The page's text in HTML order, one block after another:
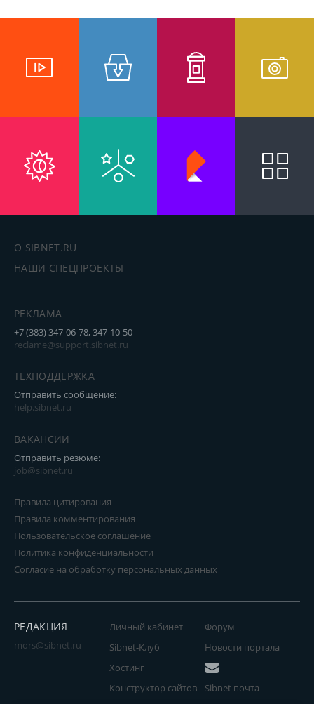
О SIBNET.RU
НАШИ СПЕЦПРОЕКТЫ
РЕКЛАМА
+7 (383) 347-06-78, 347-10-50
reclame@support.sibnet.ru
ТЕХПОДДЕРЖКА
Отправить сообщение:
help.sibnet.ru
ВАКАНСИИ
Отправить резюме:
job@sibnet.ru
Правила цитирования
Правила комментирования
Пользовательское соглашение
Политика конфиденциальности
Согласие на обработку персональных данных
РЕДАКЦИЯ
mors@sibnet.ru
Личный кабинет
Sibnet-Клуб
Форум
Новости портала
Хостинг
Конструктор сайтов
Sibnet почта